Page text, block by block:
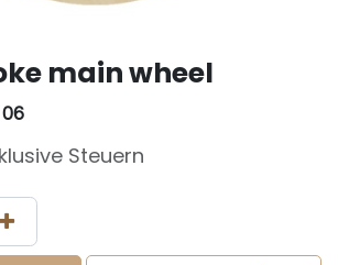
main wheel
Steuern